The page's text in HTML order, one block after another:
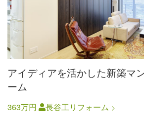
アイディアを活かした新築マ
ーム
363万円 長谷工リフォーム